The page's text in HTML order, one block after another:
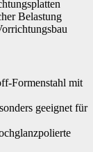
Belastung
Formenstahl mit
geeignet für